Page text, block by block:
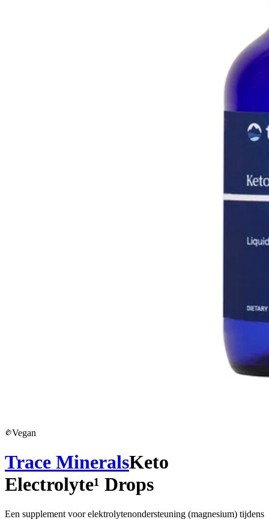
Vegan
Trace MineralsKeto
Electrolyte¹ Drops
Een supplement voor elektrolytenondersteuning (magnesium) tijdens